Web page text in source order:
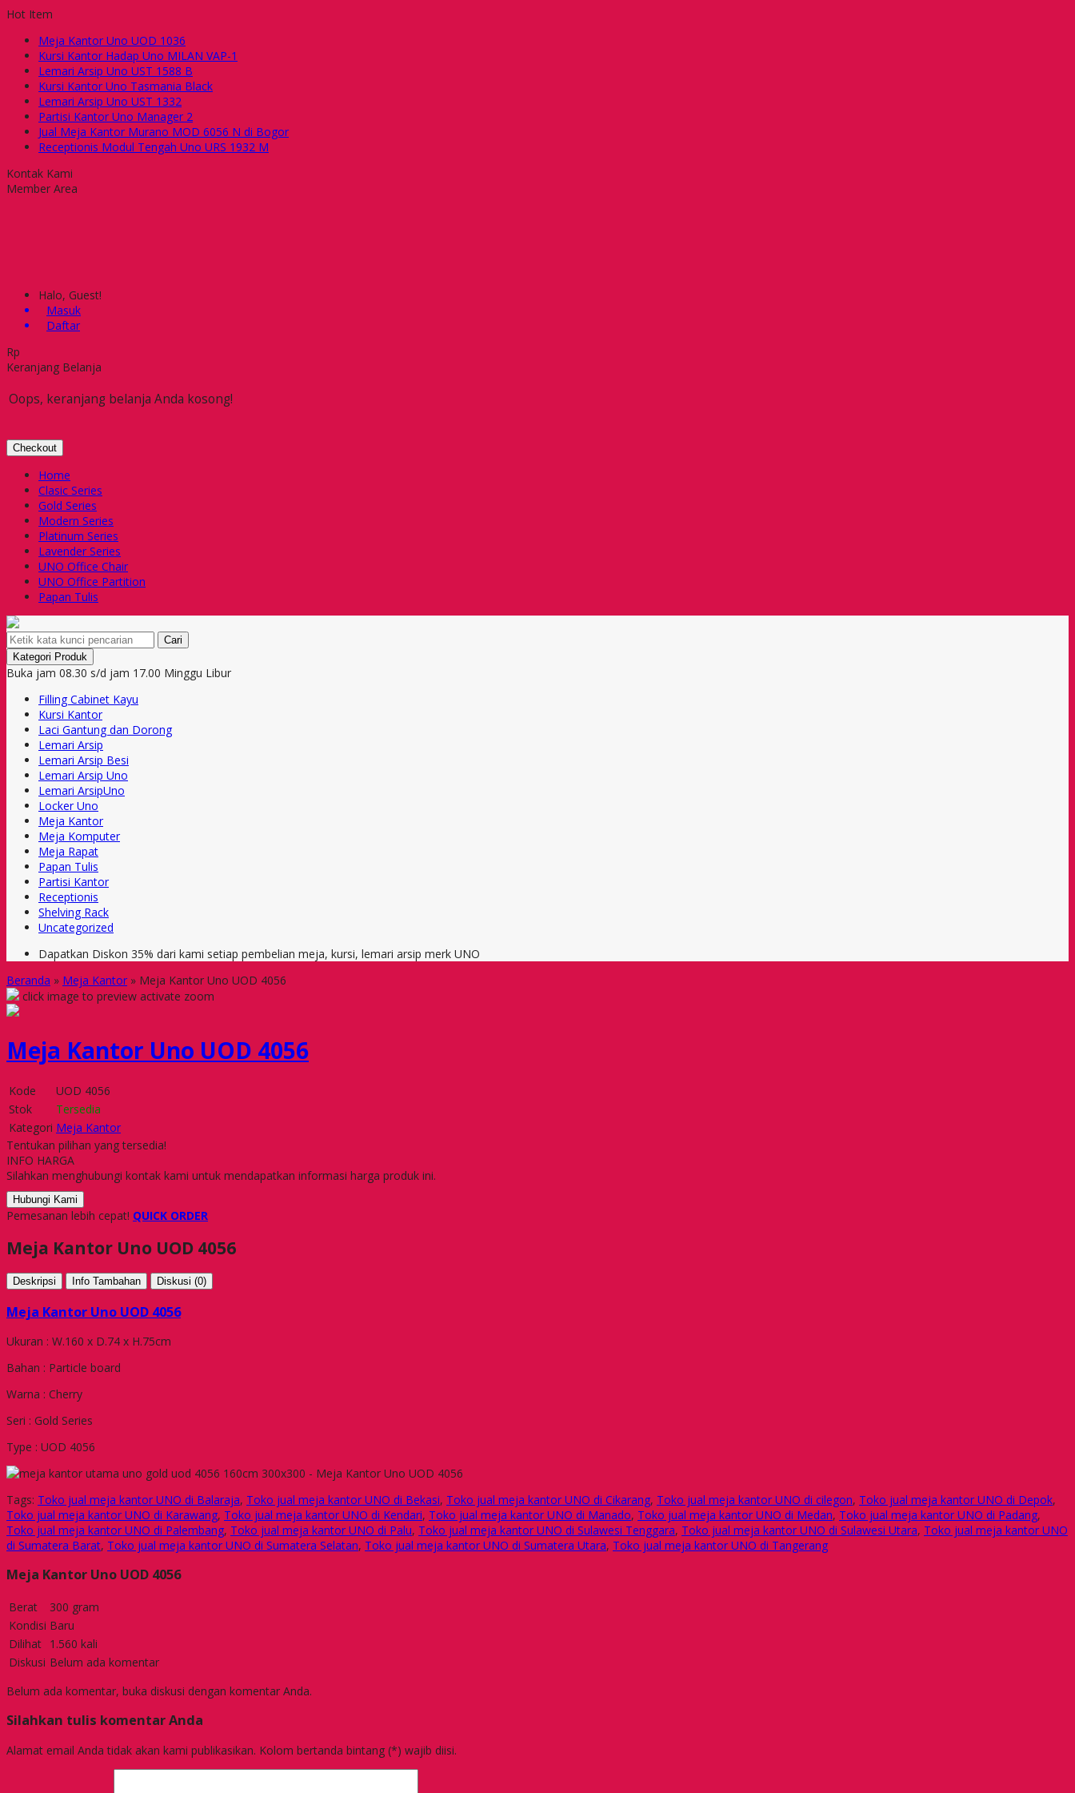
Hot Item
Meja Kantor Uno UOD 1036
Kursi Kantor Hadap Uno MILAN VAP-1
Lemari Arsip Uno UST 1588 B
Kursi Kantor Uno Tasmania Black
Lemari Arsip Uno UST 1332
Partisi Kantor Uno Manager 2
Jual Meja Kantor Murano MOD 6056 N di Bogor
Receptionis Modul Tengah Uno URS 1932 M
Kontak Kami
Member Area
Halo, Guest!
Masuk
Daftar
Rp
Keranjang Belanja
Oops, keranjang belanja Anda kosong!
Checkout
Home
Clasic Series
Gold Series
Modern Series
Platinum Series
Lavender Series
UNO Office Chair
UNO Office Partition
Papan Tulis
Cari
Kategori Produk
Buka jam 08.30 s/d jam 17.00 Minggu Libur
Filling Cabinet Kayu
Kursi Kantor
Laci Gantung dan Dorong
Lemari Arsip
Lemari Arsip Besi
Lemari Arsip Uno
Lemari ArsipUno
Locker Uno
Meja Kantor
Meja Komputer
Meja Rapat
Papan Tulis
Partisi Kantor
Receptionis
Shelving Rack
Uncategorized
Dapatkan Diskon 35% dari kami setiap pembelian meja, kursi, lemari arsip merk UNO
Beranda » Meja Kantor » Meja Kantor Uno UOD 4056
click image to preview activate zoom
Meja Kantor Uno UOD 4056
Kode
UOD 4056
Stok
Tersedia
Kategori Meja Kantor
Tentukan pilihan yang tersedia!
INFO HARGA
Silahkan menghubungi kontak kami untuk mendapatkan informasi harga produk ini.
Hubungi Kami
Pemesanan lebih cepat! QUICK ORDER
Meja Kantor Uno UOD 4056
Deskripsi Info Tambahan Diskusi (0)
Meja Kantor Uno UOD 4056
Ukuran : W.160 x D.74 x H.75cm
Bahan : Particle board
Warna : Cherry
Seri : Gold Series
Type : UOD 4056
Tags: Toko jual meja kantor UNO di Balaraja, Toko jual meja kantor UNO di Bekasi, Toko jual meja kantor UNO di Cikarang, Toko jual meja kantor UNO di cilegon, Toko jual meja kantor UNO di Depok,
Toko jual meja kantor UNO di Karawang, Toko jual meja kantor UNO di Kendari, Toko jual meja kantor UNO di Manado, Toko jual meja kantor UNO di Medan, Toko jual meja kantor UNO di Padang,
Toko jual meja kantor UNO di Palembang, Toko jual meja kantor UNO di Palu, Toko jual meja kantor UNO di Sulawesi Tenggara, Toko jual meja kantor UNO di Sulawesi Utara, Toko jual meja kantor UNO
di Sumatera Barat, Toko jual meja kantor UNO di Sumatera Selatan, Toko jual meja kantor UNO di Sumatera Utara, Toko jual meja kantor UNO di Tangerang
Meja Kantor Uno UOD 4056
Berat
300 gram
Kondisi Baru
Dilihat 1.560 kali
Diskusi Belum ada komentar
Belum ada komentar, buka diskusi dengan komentar Anda.
Silahkan tulis komentar Anda
Alamat email Anda tidak akan kami publikasikan. Kolom bertanda bintang (*) wajib diisi.